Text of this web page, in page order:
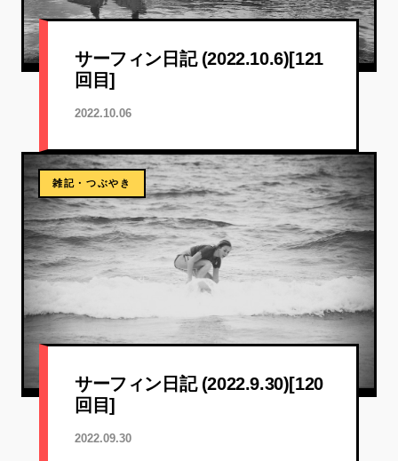
サーフィン日記 (2022.10.6)[121
回目]
2022.10.06
雑記・つぶやき
サーフィン日記 (2022.9.30)[120
回目]
2022.09.30